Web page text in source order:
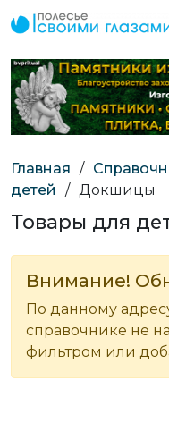
Главная /
детей
/ Докшицы
Товары для
Внимание!
По данному
справочнике не
фильтром или